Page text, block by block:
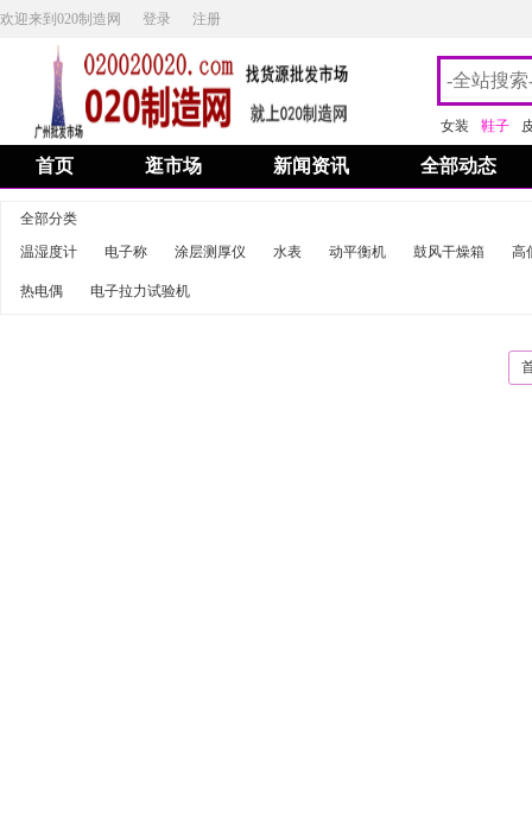
欢迎来到020制造网 登录 注册
女装 鞋子
首页 逛市场 新闻资讯 全部动态
全部分类
温湿度计
电子称 涂层测厚仪 水表 动平衡机 鼓风干燥箱 高
热电偶 电子拉力试验机